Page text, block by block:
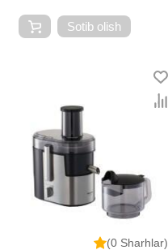
Sotib olish
(0 Sharhlar)